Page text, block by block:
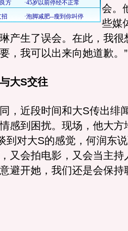
会。
些媒
产生了误会。在此，我很
，我可以出来向她道歉。”
大S交往
近段时间和大S传出绯
感到困扰。现场，他大方
到对大S的感觉，何润东
又会拍电影，又会当主持
避开她，我们还是会保持